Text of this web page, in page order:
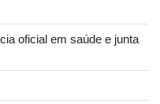
oficial em saúde e junta